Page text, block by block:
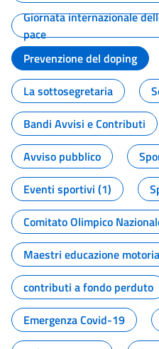
Giornata internazionale
pace
Prevenzione del doping
La sottosegretaria
Bandi Avvisi e Contributi
Avviso pubblico
Eventi sportivi (1)
Comitato Olimpico
Maestri educazione motoria
contributi a fondo perduto
Emergenza Covid-19